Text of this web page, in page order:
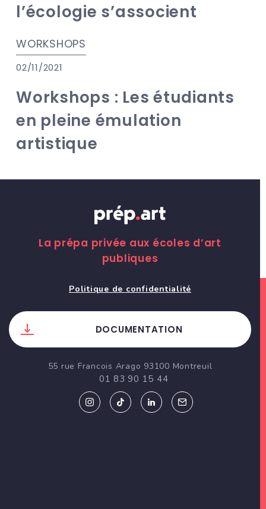
l’écologie s’associent
WORKSHOPS
02/11/2021
Workshops : Les étudiants
en pleine émulation
artistique
La prépa privée aux écoles d’art
publiques
Politique de confidentialité
DOCUMENTATION
55 rue Francois Arago 93100 Montreuil
01 83 90 15 44